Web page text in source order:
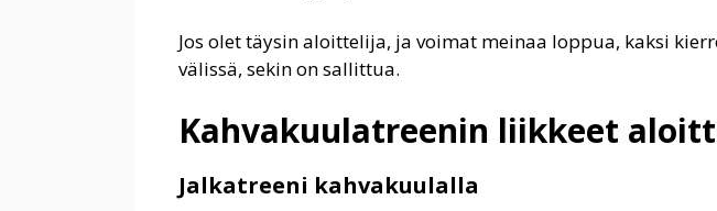
Jos olet täysin aloittelija, ja voimat meinaa loppua, kaksi
välissä, sekin on sallittua.
Kahvakuulatreenin liikkeet
Jalkatreeni kahvakuulalla